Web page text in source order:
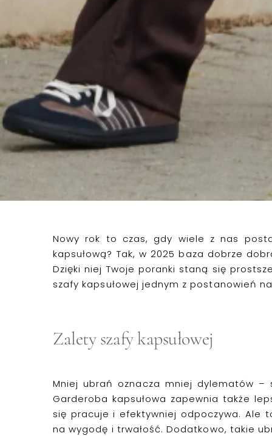
Nowy rok to czas, gdy wiele z nas
kapsułową? Tak, w2025 baza dobrze
Dzięki niej Twoje poranki staną się
szafykapsułowej jednym z postanowień
Zalety szafykapsułowej
Mniej ubrań oznacza mniej dylematów –
Garderoba kapsułowa zapewnia także
się pracuje i efektywniej odpoczywa. Ale
na wygodę i trwałość.Dodatkowo, takie